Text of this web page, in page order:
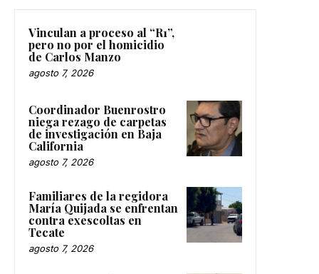
Vinculan a proceso al “R1”,
pero no por el homicidio
de Carlos Manzo
agosto 7, 2026
Coordinador Buenrostro
niega rezago de carpetas
de investigación en Baja
California
agosto 7, 2026
Familiares de la regidora
María Quijada se enfrentan
contra exescoltas en
Tecate
agosto 7, 2026